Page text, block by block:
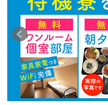
滋賀県
京都府
兵庫県
奈良県
和歌山県
関東エリア
茨城県
栃木県
群馬県
埼玉県